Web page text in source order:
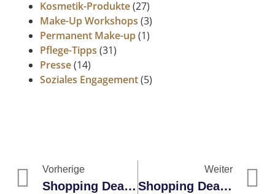
Kosmetik-Produkte(27)
Make-Up Workshops (3)
Permanent Make-up(1)
Pflege-Tipps (31)
Presse(14)
Soziales Engagement(5)
Vorherige
Shopping Deal 8: BABOR Clean Formance Set Inkl. Gratis Cleanser
Weiter
Shopping Deal 10: Babor Cleansing Produktset Mit Gratis Fliesmaske